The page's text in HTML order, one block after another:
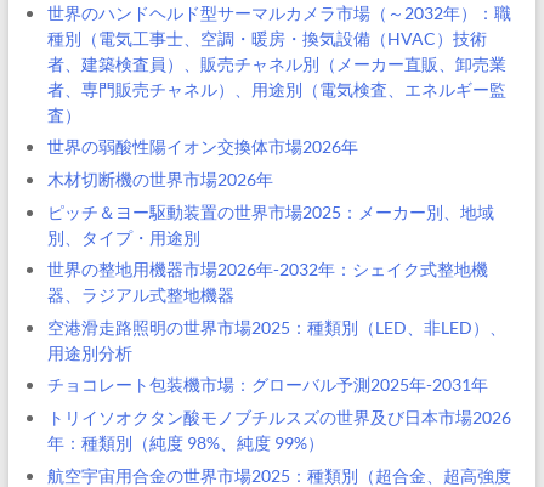
世界のハンドヘルド型サーマルカメラ市場（～2032年）：職
種別（電気工事士、空調・暖房・換気設備（HVAC）技術
者、建築検査員）、販売チャネル別（メーカー直販、卸売業
者、専門販売チャネル）、用途別（電気検査、エネルギー監
査）
世界の弱酸性陽イオン交換体市場2026年
木材切断機の世界市場2026年
ピッチ＆ヨー駆動装置の世界市場2025：メーカー別、地域
別、タイプ・用途別
世界の整地用機器市場2026年-2032年：シェイク式整地機
器、ラジアル式整地機器
空港滑走路照明の世界市場2025：種類別（LED、非LED）、
用途別分析
チョコレート包装機市場：グローバル予測2025年-2031年
トリイソオクタン酸モノブチルスズの世界及び日本市場2026
年：種類別（純度 98%、純度 99%）
航空宇宙用合金の世界市場2025：種類別（超合金、超高強度